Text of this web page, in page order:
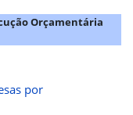
Orçamentária
por